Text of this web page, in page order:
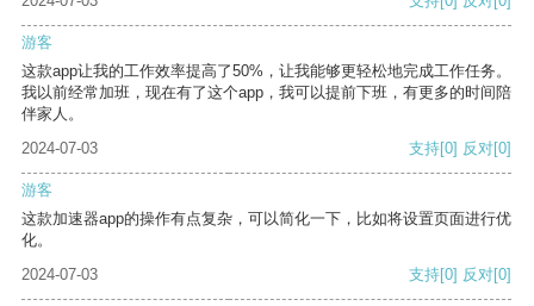
游客
这款app让我的工作效率提高了50%，让我能够更轻松地完成工作任务。
我以前经常加班，现在有了这个app，我可以提前下班，有更多的时间陪
伴家人。
2024-07-03
支持[0] 反对[0]
游客
这款加速器app的操作有点复杂，可以简化一下，比如将设置页面进行优
化。
2024-07-03
支持[0] 反对[0]